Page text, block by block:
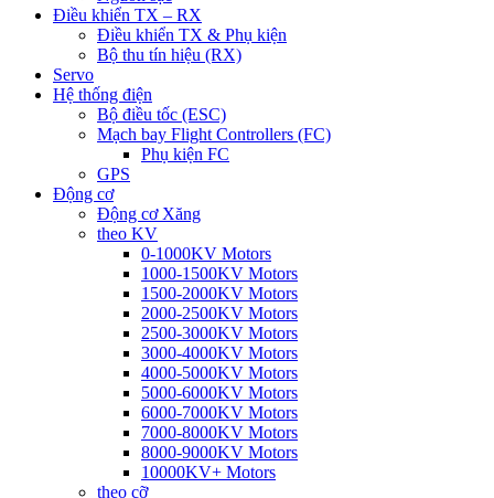
Điều khiển TX – RX
Điều khiển TX & Phụ kiện
Bộ thu tín hiệu (RX)
Servo
Hệ thống điện
Bộ điều tốc (ESC)
Mạch bay Flight Controllers (FC)
Phụ kiện FC
GPS
Động cơ
Động cơ Xăng
theo KV
0-1000KV Motors
1000-1500KV Motors
1500-2000KV Motors
2000-2500KV Motors
2500-3000KV Motors
3000-4000KV Motors
4000-5000KV Motors
5000-6000KV Motors
6000-7000KV Motors
7000-8000KV Motors
8000-9000KV Motors
10000KV+ Motors
theo cỡ